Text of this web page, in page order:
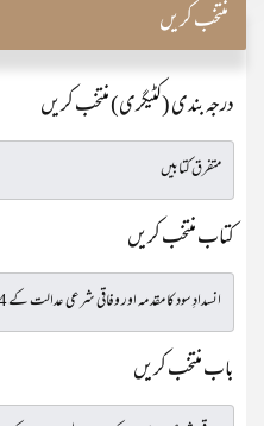
منتخب کریں
درجہ بندی (کٹیگری) منتخب کریں
کتاب منتخب کریں
باب منتخب کریں